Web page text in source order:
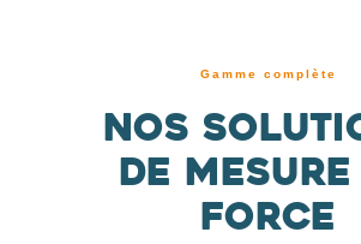
Gamme complète
Nos
de mesure
force